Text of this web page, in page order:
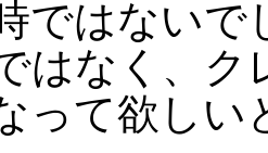
ではないで
はなく、ク
って欲しい